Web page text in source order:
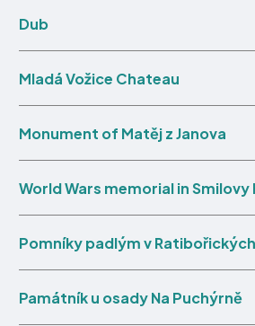
Dub
Mladá Vožice Chateau
Monument of Matěj z Janova
World Wars memorial in Smilovy
Pomníky padlým v
Památník u osady Na Puchýrně